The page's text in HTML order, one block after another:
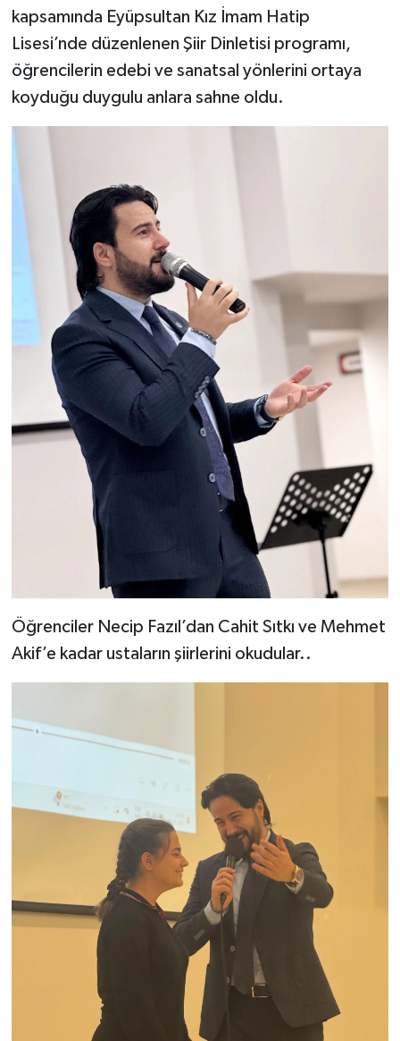
kapsamında Eyüpsultan Kız İmam Hatip
Lisesi’nde düzenlenen Şiir Dinletisi programı,
öğrencilerin edebi ve sanatsal yönlerini ortaya
koyduğu duygulu anlara sahne oldu.
Öğrenciler Necip Fazıl’dan Cahit Sıtkı ve Mehmet
Akif’e kadar ustaların şiirlerini okudular..